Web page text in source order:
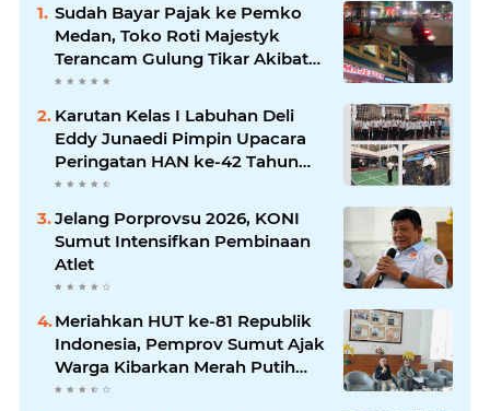
Sudah Bayar Pajak ke Pemko
Medan, Toko Roti Majestyk
Terancam Gulung Tikar Akibat
Akses Jalan Ditutup Pedagang
Angkringan
Karutan Kelas I Labuhan Deli
Eddy Junaedi Pimpin Upacara
Peringatan HAN ke-42 Tahun
2026
Jelang Porprovsu 2026, KONI
Sumut Intensifkan Pembinaan
Atlet
Meriahkan HUT ke-81 Republik
Indonesia, Pemprov Sumut Ajak
Warga Kibarkan Merah Putih
Mulai 1 Agustus